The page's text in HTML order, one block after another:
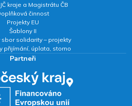
kraje a Magistrátu ČB
činnost
Projekty EU
Šablony II
sbor solidarity – projekty
přijímání, úplata, storno
Partneři